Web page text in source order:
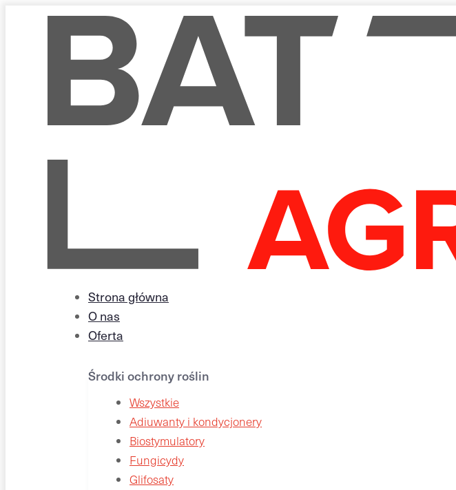
Strona główna
O nas
Oferta
Środki ochrony roślin
Wszystkie
Adiuwanty i kondycjonery
Biostymulatory
Fungicydy
Glifosaty